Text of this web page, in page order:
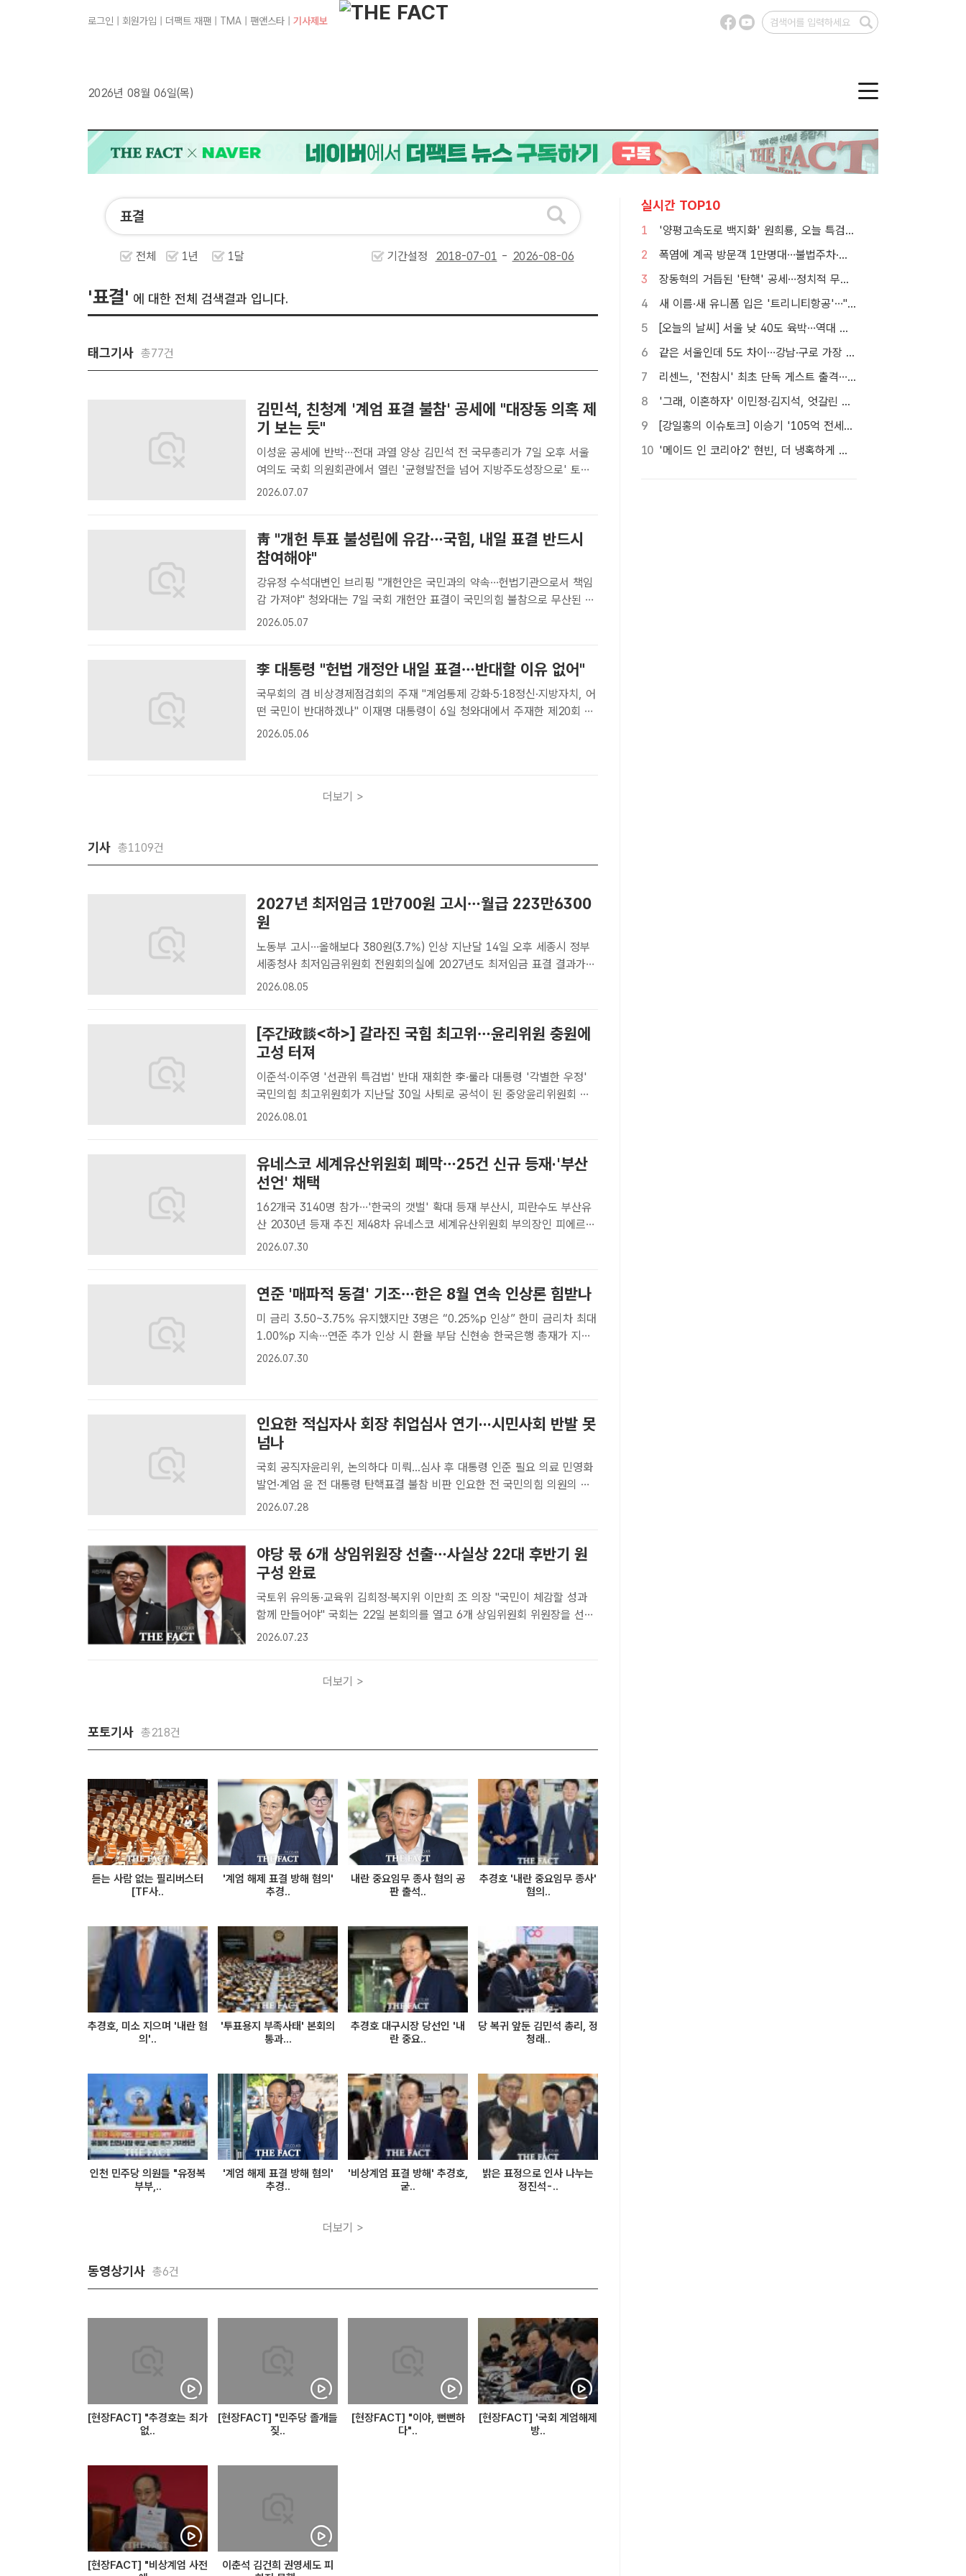
로그인 회원가입 더팩트 재팬 TMA 팬앤스타 기사제보
2026년 08월 06일(목)
전체 1년 1달 기간설정 -
'표결' 에 대한 전체 검색결과 입니다.
태그기사 총77건
김민석, 친청계 '계엄 표결 불참' 공세에 "대장동 의혹 제
기 보는 듯"
이성윤 공세에 반박…전대 과열 양상 김민석 전 국무총리가 7일 오후 서울
여의도 국회 의원회관에서 열린 '균형발전을 넘어 지방주도성장으로' 토론
회에 참석해 개회사를 하고 있다. /남용희 기자[더팩트ㅣ국회=이태훈 기자]
2026.07.07
靑 "개헌 투표 불성립에 유감…국힘, 내일 표결 반드시
참여해야"
강유정 수석대변인 브리핑 "개헌안은 국민과의 약속…헌법기관으로서 책임
감 가져야" 청와대는 7일 국회 개헌안 표결이 국민의힘 불참으로 무산된 데
대해 "안타까움과 유감을 전한다"고 입장을 밝혔다. 2025년 6월 12일 오전
2026.05.07
李 대통령 "헌법 개정안 내일 표결…반대할 이유 없어"
국무회의 겸 비상경제점검회의 주재 "계엄통제 강화·5·18정신·지방자치, 어
떤 국민이 반대하겠나" 이재명 대통령이 6일 청와대에서 주재한 제20회 국
무회의 겸 제7차 비상경제점검회의에서 발언하고 있다. /뉴시스[더팩트ㅣ이
2026.05.06
더보기 >
기사 총1109건
2027년 최저임금 1만700원 고시…월급 223만6300
원
노동부 고시…올해보다 380원(3.7%) 인상 지난달 14일 오후 세종시 정부
세종청사 최저임금위원회 전원회의실에 2027년도 최저임금 표결 결과가
나타나 있다. 이날 열린 최저임금위 제14차 전원회의 표결 결과 재적위원
2026.08.05
[주간政談<하>] 갈라진 국힘 최고위…윤리위원 충원에
고성 터져
이준석·이주영 '선관위 특검법' 반대 재회한 李·룰라 대통령 '각별한 우정'
국민의힘 최고위원회가 지난달 30일 사퇴로 공석이 된 중앙윤리위원회 윤
리위원 2명을 추가 임명했다. 사진은 장동혁 국민의힘 대표. /남용희 기자☞
2026.08.01
유네스코 세계유산위원회 폐막…25건 신규 등재·'부산
선언' 채택
162개국 3140명 참가…'한국의 갯벌' 확대 등재 부산시, 피란수도 부산유
산 2030년 등재 추진 제48차 유네스코 세계유산위원회 부의장인 피에르
파예(Mr Pierre Faye) 세네갈 주유네스코 상주대표 겸 특명전권대사가 25
2026.07.30
연준 '매파적 동결' 기조…한은 8월 연속 인상론 힘받나
미 금리 3.50~3.75% 유지했지만 3명은 “0.25%p 인상” 한미 금리차 최대
1.00%p 지속…연준 추가 인상 시 환율 부담 신현송 한국은행 총재가 지난
16일 오전 서울 중구 한국은행에서 금융통화위원회 본회의를 주재하고 있
2026.07.30
인요한 적십자사 회장 취업심사 연기···시민사회 반발 못
넘나
국회 공직자윤리위, 논의하다 미뤄...심사 후 대통령 인준 필요 의료 민영화
발언·계엄 윤 전 대통령 탄핵표결 불참 비판 인요한 전 국민의힘 의원의 대
한적십자사 회장 선임에 대해 국회 공직자윤리위원회가 취업심사 적절성 여
2026.07.28
야당 몫 6개 상임위원장 선출…사실상 22대 후반기 원
구성 완료
국토위 유의동·교육위 김희정·복지위 이만희 조 의장 "국민이 체감할 성과
함께 만들어야" 국회는 22일 본회의를 열고 6개 상임위원회 위원장을 선출
했다. 사진은 산업통상자원중소벤처기업위원장 김성원(왼쪽) 국민의힘 의원
2026.07.23
더보기 >
포토기사 총218건
듣는 사람 없는 필리버스터
[TF사..
'계엄 해제 표결 방해 혐의'
추경..
내란 중요임무 종사 혐의 공
판 출석..
추경호 '내란 중요임무 종사'
혐의..
추경호, 미소 지으며 '내란 혐
의'..
'투표용지 부족사태' 본회의
통과...
추경호 대구시장 당선인 '내
란 중요..
당 복귀 앞둔 김민석 총리, 정
청래..
인천 민주당 의원들 "유정복
부부,..
'계엄 해제 표결 방해 혐의'
추경..
'비상계엄 표결 방해' 추경호,
굳..
밝은 표정으로 인사 나누는
정진석-..
더보기 >
동영상기사 총6건
[현장FACT] "추경호는 죄가
없..
[현장FACT] "민주당 졸개들
짖..
[현장FACT] "이야, 뻔뻔하
다"..
[현장FACT] '국회 계엄해제
방..
[현장FACT] "비상계엄 사전
이춘석 김건희 권영세도 피
실시간 TOP10
1
'양평고속도로 백지화' 원희룡, 오늘 특검 2차 피의자 조사
2
폭염에 계곡 방문객 1만명대…불법주차·쓰레기는 골치
3
장동혁의 거듭된 '탄핵' 공세…정치적 무게감은 뚝
4
새 이름·새 유니폼 입은 '트리니티항공'…"고객 경험 바꾼다"[TF현장]
5
[오늘의 날씨] 서울 낮 40도 육박…역대 최고 39.6도 위협
6
같은 서울인데 5도 차이…강남·구로 가장 덥고 서대문 낮다
7
리센느, '전참시' 최초 단독 게스트 출격…8일 방송
8
'그래, 이혼하자' 이민정·김지석, 엇갈린 시선…이별의 시작
9
[강일홍의 이슈토크] 이승기 '105억 전세금' 비상…오늘 만기, 돌려받을 수 있나?
10
'메이드 인 코리아2' 현빈, 더 냉혹하게 더 커진 욕망으로